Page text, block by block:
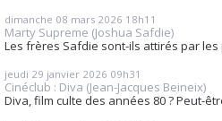
dimanche 08 mars 2026 18h11
Marty Supreme (Joshua Safdie)
Les frères Safdie sont-ils attirés par les
jeudi 29 janvier 2026 09h31
Cinéclub : Diva (Jean-Jacques Beineix)
Diva, film culte des années 80 ? Peut-